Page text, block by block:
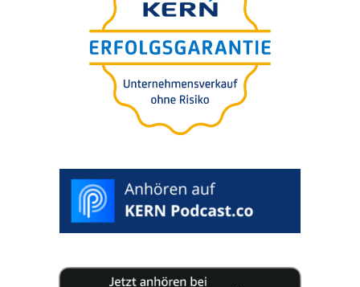
25 experts publish 200 pages of concen­tra­ted